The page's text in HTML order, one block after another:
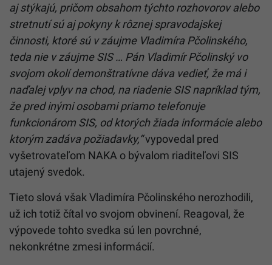
aj stýkajú, pričom obsahom týchto rozhovorov alebo
stretnutí sú aj pokyny k rôznej spravodajskej
činnosti, ktoré sú v záujme Vladimíra Pčolinského,
teda nie v záujme SIS … Pán Vladimír Pčolinský vo
svojom okolí demonštratívne dáva vedieť, že má i
naďalej vplyv na chod, na riadenie SIS napríklad tým,
že pred inými osobami priamo telefonuje
funkcionárom SIS, od ktorých žiada informácie alebo
ktorým zadáva požiadavky,“vypovedal pred
vyšetrovateľom NAKA o bývalom riaditeľovi SIS
utajený svedok.
Tieto slová však Vladimíra Pčolinského nerozhodili,
už ich totiž čítal vo svojom obvinení. Reagoval, že
výpovede tohto svedka sú len povrchné,
nekonkrétne zmesi informácií.